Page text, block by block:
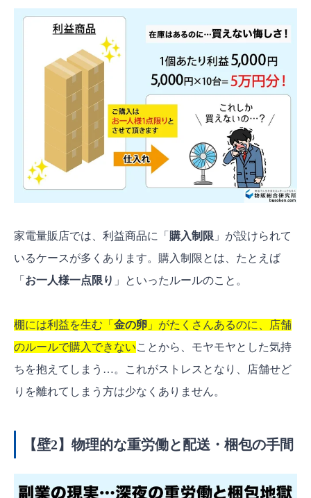
家電量販店では、利益商品に「 購入制限 」が設けられて
いるケースが多くあります。購入制限とは、たとえば
「 お一人様一点限り 」といったルールのこと。
棚には利益を生む「 金の卵 」がたくさんあるのに、店舗
のルールで購入できないことから、モヤモヤとした気持
ちを抱えてしまう…。これがストレスとなり、店舗せど
りを離れてしまう方は少なくありません。
【壁2】物理的な重労働と配送・梱包の手間